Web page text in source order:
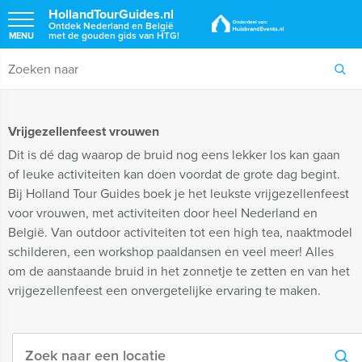
HollandTourGuides.nl
Ontdek Nederland en België
met de gouden gids van HTG!
MENU
Vrijgezellenfeest vrouwen
Dit is dé dag waarop de bruid nog eens lekker los kan gaan
of leuke activiteiten kan doen voordat de grote dag begint.
Bij Holland Tour Guides boek je het leukste vrijgezellenfeest
voor vrouwen, met activiteiten door heel Nederland en
België. Van outdoor activiteiten tot een high tea, naaktmodel
schilderen, een workshop paaldansen en veel meer! Alles
om de aanstaande bruid in het zonnetje te zetten en van het
vrijgezellenfeest een onvergetelijke ervaring te maken.